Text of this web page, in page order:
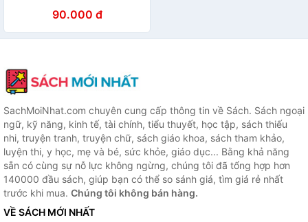
90.000 đ
SachMoiNhat.com chuyên cung cấp thông tin về Sách. Sách ngoại
ngữ, kỹ năng, kinh tế, tài chính, tiểu thuyết, học tập, sách thiếu
nhi, truyện tranh, truyện chữ, sách giáo khoa, sách tham khảo,
luyện thi, y học, mẹ và bé, sức khỏe, giáo dục... Bằng khả năng
sẵn có cùng sự nỗ lực không ngừng, chúng tôi đã tổng hợp hơn
140000 đầu sách, giúp bạn có thể so sánh giá, tìm giá rẻ nhất
trước khi mua. Chúng tôi không bán hàng.
VỀ SÁCH MỚI NHẤT